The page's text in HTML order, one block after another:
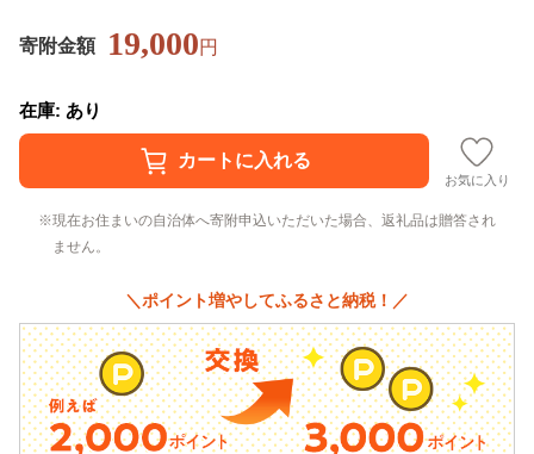
寄附金額 19,000円
在庫: あり
お気に入り
現在お住まいの自治体へ寄附申込いただいた場合、返礼品は贈答され
ません。
＼ポイント増やしてふるさと納税！／